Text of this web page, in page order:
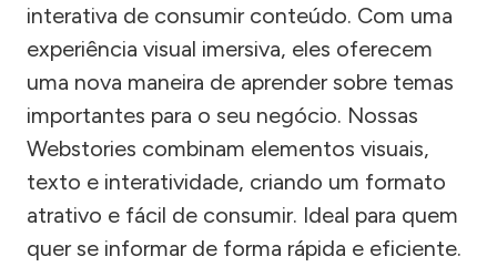
interativa de consumir conteúdo. Com uma
experiência visual imersiva, eles oferecem
uma nova maneira de aprender sobre temas
importantes para o seu negócio. Nossas
Webstories combinam elementos visuais,
texto e interatividade, criando um formato
atrativo e fácil de consumir. Ideal para quem
quer se informar de forma rápida e eficiente.